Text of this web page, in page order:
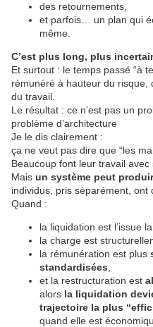
des retournements,
et parfois… un plan qui
même.
C’est plus long, plus
Et surtout : le temps passé “à
rémunéré à hauteur du risque,
du travail.
Le résultat : ce n’est pas un
problème d’architecture
Je le dis clairement :
ça ne veut pas dire que “les
Beaucoup font leur travail avec
Mais un système peut
individus, pris séparément, ont
Quand :
la liquidation est l’issue
la charge est
la rémunération est plus
standardisées
et la restructuration est
alors la liquidation
trajectoire la plus
quand elle est